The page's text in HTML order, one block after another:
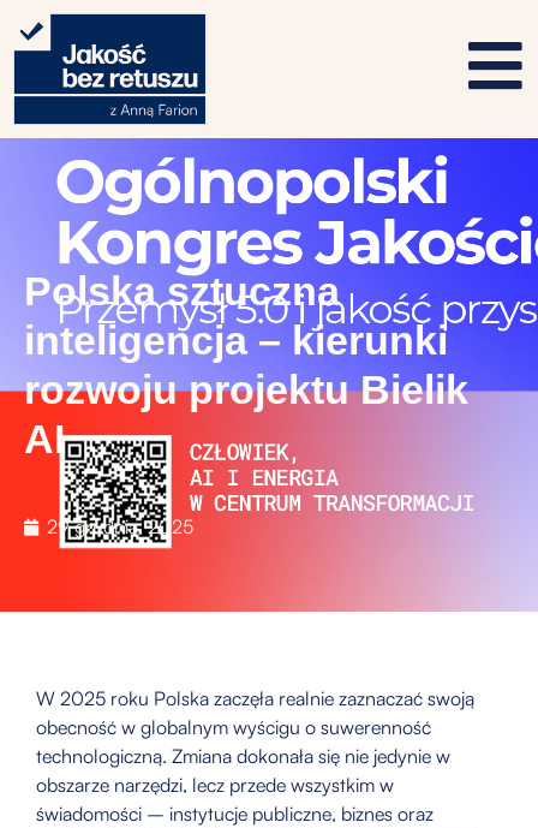
Polska sztuczna
inteligencja – kierunki
rozwoju projektu Bielik
AI
29 grudnia, 2025
W 2025 roku Polska zaczęła realnie zaznaczać swoją
obecność w globalnym wyścigu o suwerenność
technologiczną. Zmiana dokonała się nie jedynie w
obszarze narzędzi, lecz przede wszystkim w
świadomości – instytucje publiczne, biznes oraz